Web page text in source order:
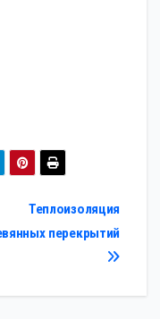
Теплоизоляция
перекрытий